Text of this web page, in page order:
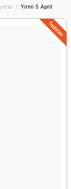
Yirmi 5 April
İndirim